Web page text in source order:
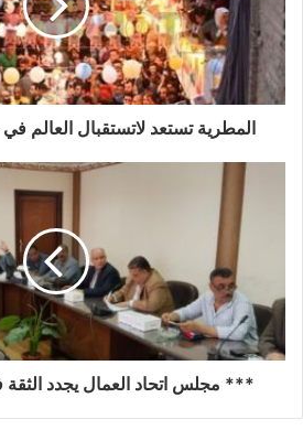
المطرية تستعد لاتستقبال العالم
*** مجلس اتحاد العمال يجدد الثقة